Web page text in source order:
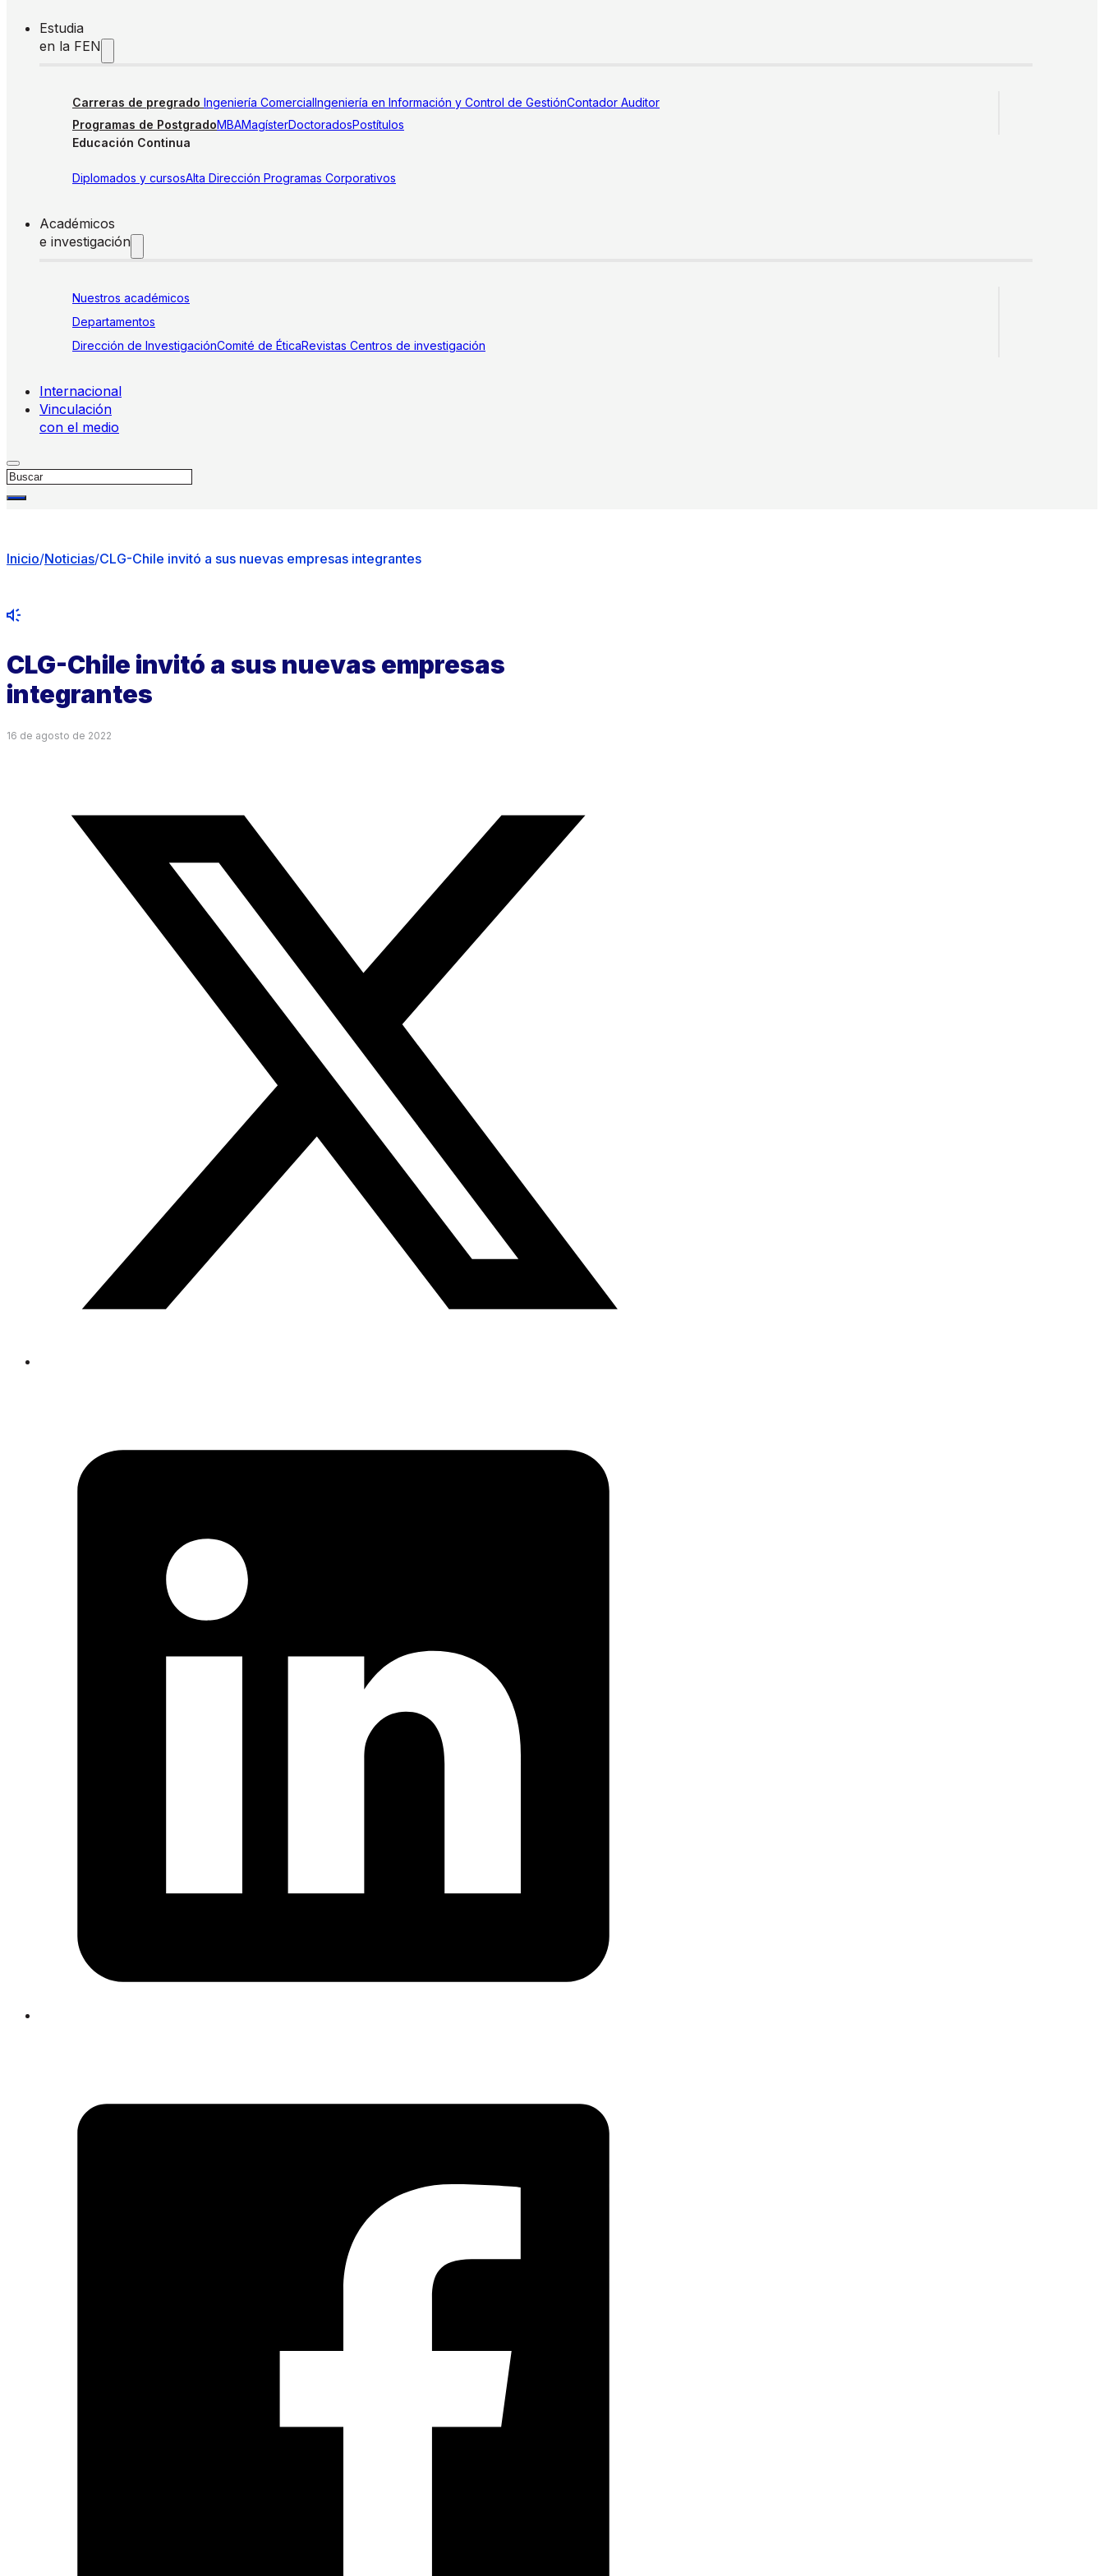
Estudia
en la FEN
Carreras de pregrado Ingeniería ComercialIngeniería en Información y Control de GestiónContador Auditor
Programas de PostgradoMBAMagísterDoctoradosPostítulos
Educación Continua
Diplomados y cursosAlta Dirección Programas Corporativos
Académicos
e investigación
Nuestros académicos
Departamentos
Dirección de InvestigaciónComité de ÉticaRevistas Centros de investigación
Internacional
Vinculación
con el medio
Buscar
Inicio/Noticias/CLG-Chile invitó a sus nuevas empresas integrantes
CLG-Chile invitó a sus nuevas empresas
integrantes
16 de agosto de 2022